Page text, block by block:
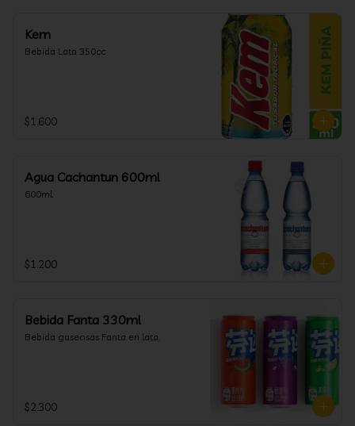
Kem
Bebida Lata 350cc
$1.600
Agua Cachantun 600ml
600ml
$1.200
Bebida Fanta 330ml
Bebida gaseosas Fanta en lata.
$2.300